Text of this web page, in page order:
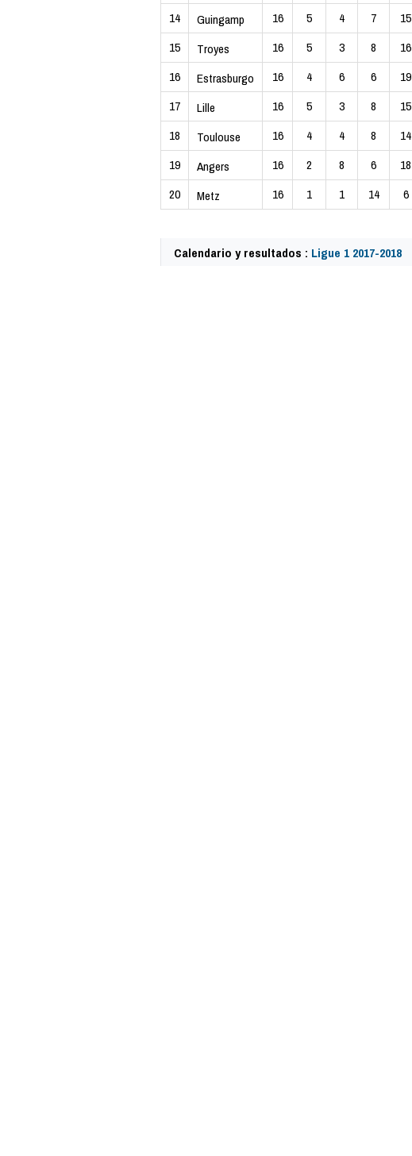
14 Guingamp 16 5 4 7 15
15
Troyes 16 5 3 8 16
16
Estrasburgo 16 4 6 6 19
17
Lille 16 5 3 8 15
18
Toulouse 16 4 4 8 14
19
Angers 16 2 8 6 18
20
Metz 16 1 1 14 6
Calendario y resultados : Ligue 1 2017-2018